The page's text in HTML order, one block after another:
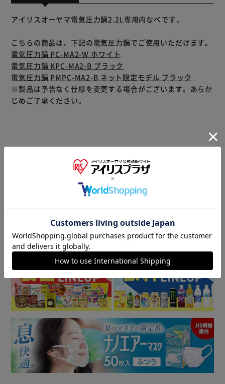
アイリスオーヤマ電気圧力鍋2.2L専用内なべです。
こちらの商品は、下記の電気圧力鍋でご使用いただけます。
電気圧力鍋 PC-MA2-W ホワイト
電気圧力鍋 KPC-MA2-B ブラック
電気圧力鍋 PMPC-MA2-B ネット限定モデル ブラック
※製品は予告なく仕様を変更する場合がございます。あらか
じめご了承ください。
▼ 食品・飲料おすすめ ▼